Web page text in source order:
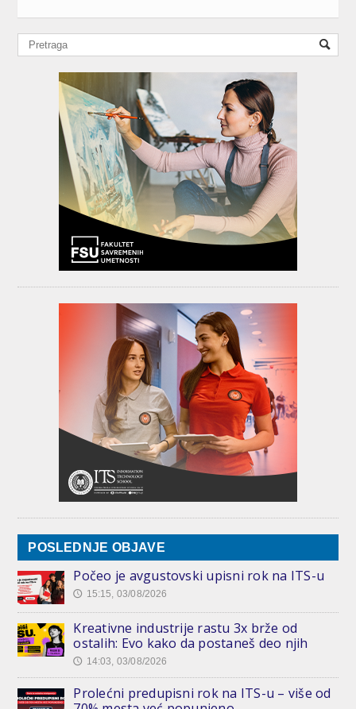
POSLEDNJE OBJAVE
Počeo je avgustovski upisni rok na ITS-u
🕔 15:15, 03/08/2026
Kreativne industrije rastu 3x brže od
ostalih: Evo kako da postaneš deo njih
🕔 14:03, 03/08/2026
Prolećni predupisni rok na ITS-u – više od